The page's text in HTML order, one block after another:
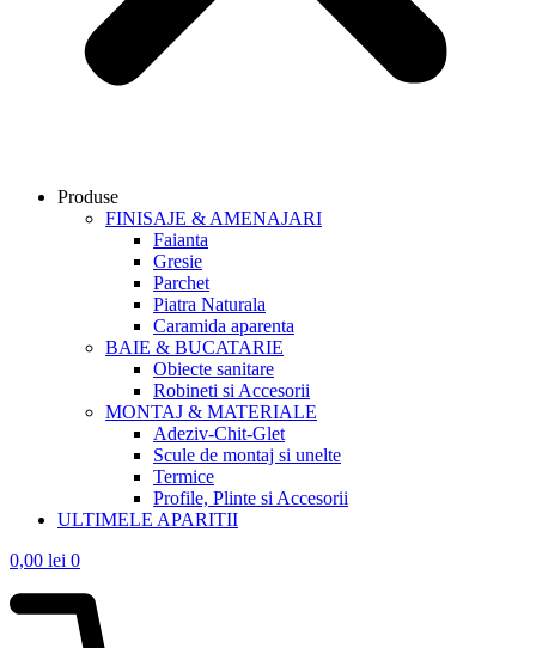
Produse
FINISAJE & AMENAJARI
Faianta
Gresie
Parchet
Piatra Naturala
Caramida aparenta
BAIE & BUCATARIE
Obiecte sanitare
Robineti si Accesorii
MONTAJ & MATERIALE
Adeziv-Chit-Glet
Scule de montaj si unelte
Termice
Profile, Plinte si Accesorii
ULTIMELE APARITII
0,00 lei 0